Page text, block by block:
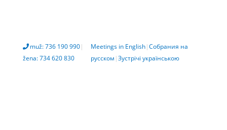
muž: 736 190 990|
žena: 734 620 830
Meetings in English|Собрания на
русском |Зустрічі українською